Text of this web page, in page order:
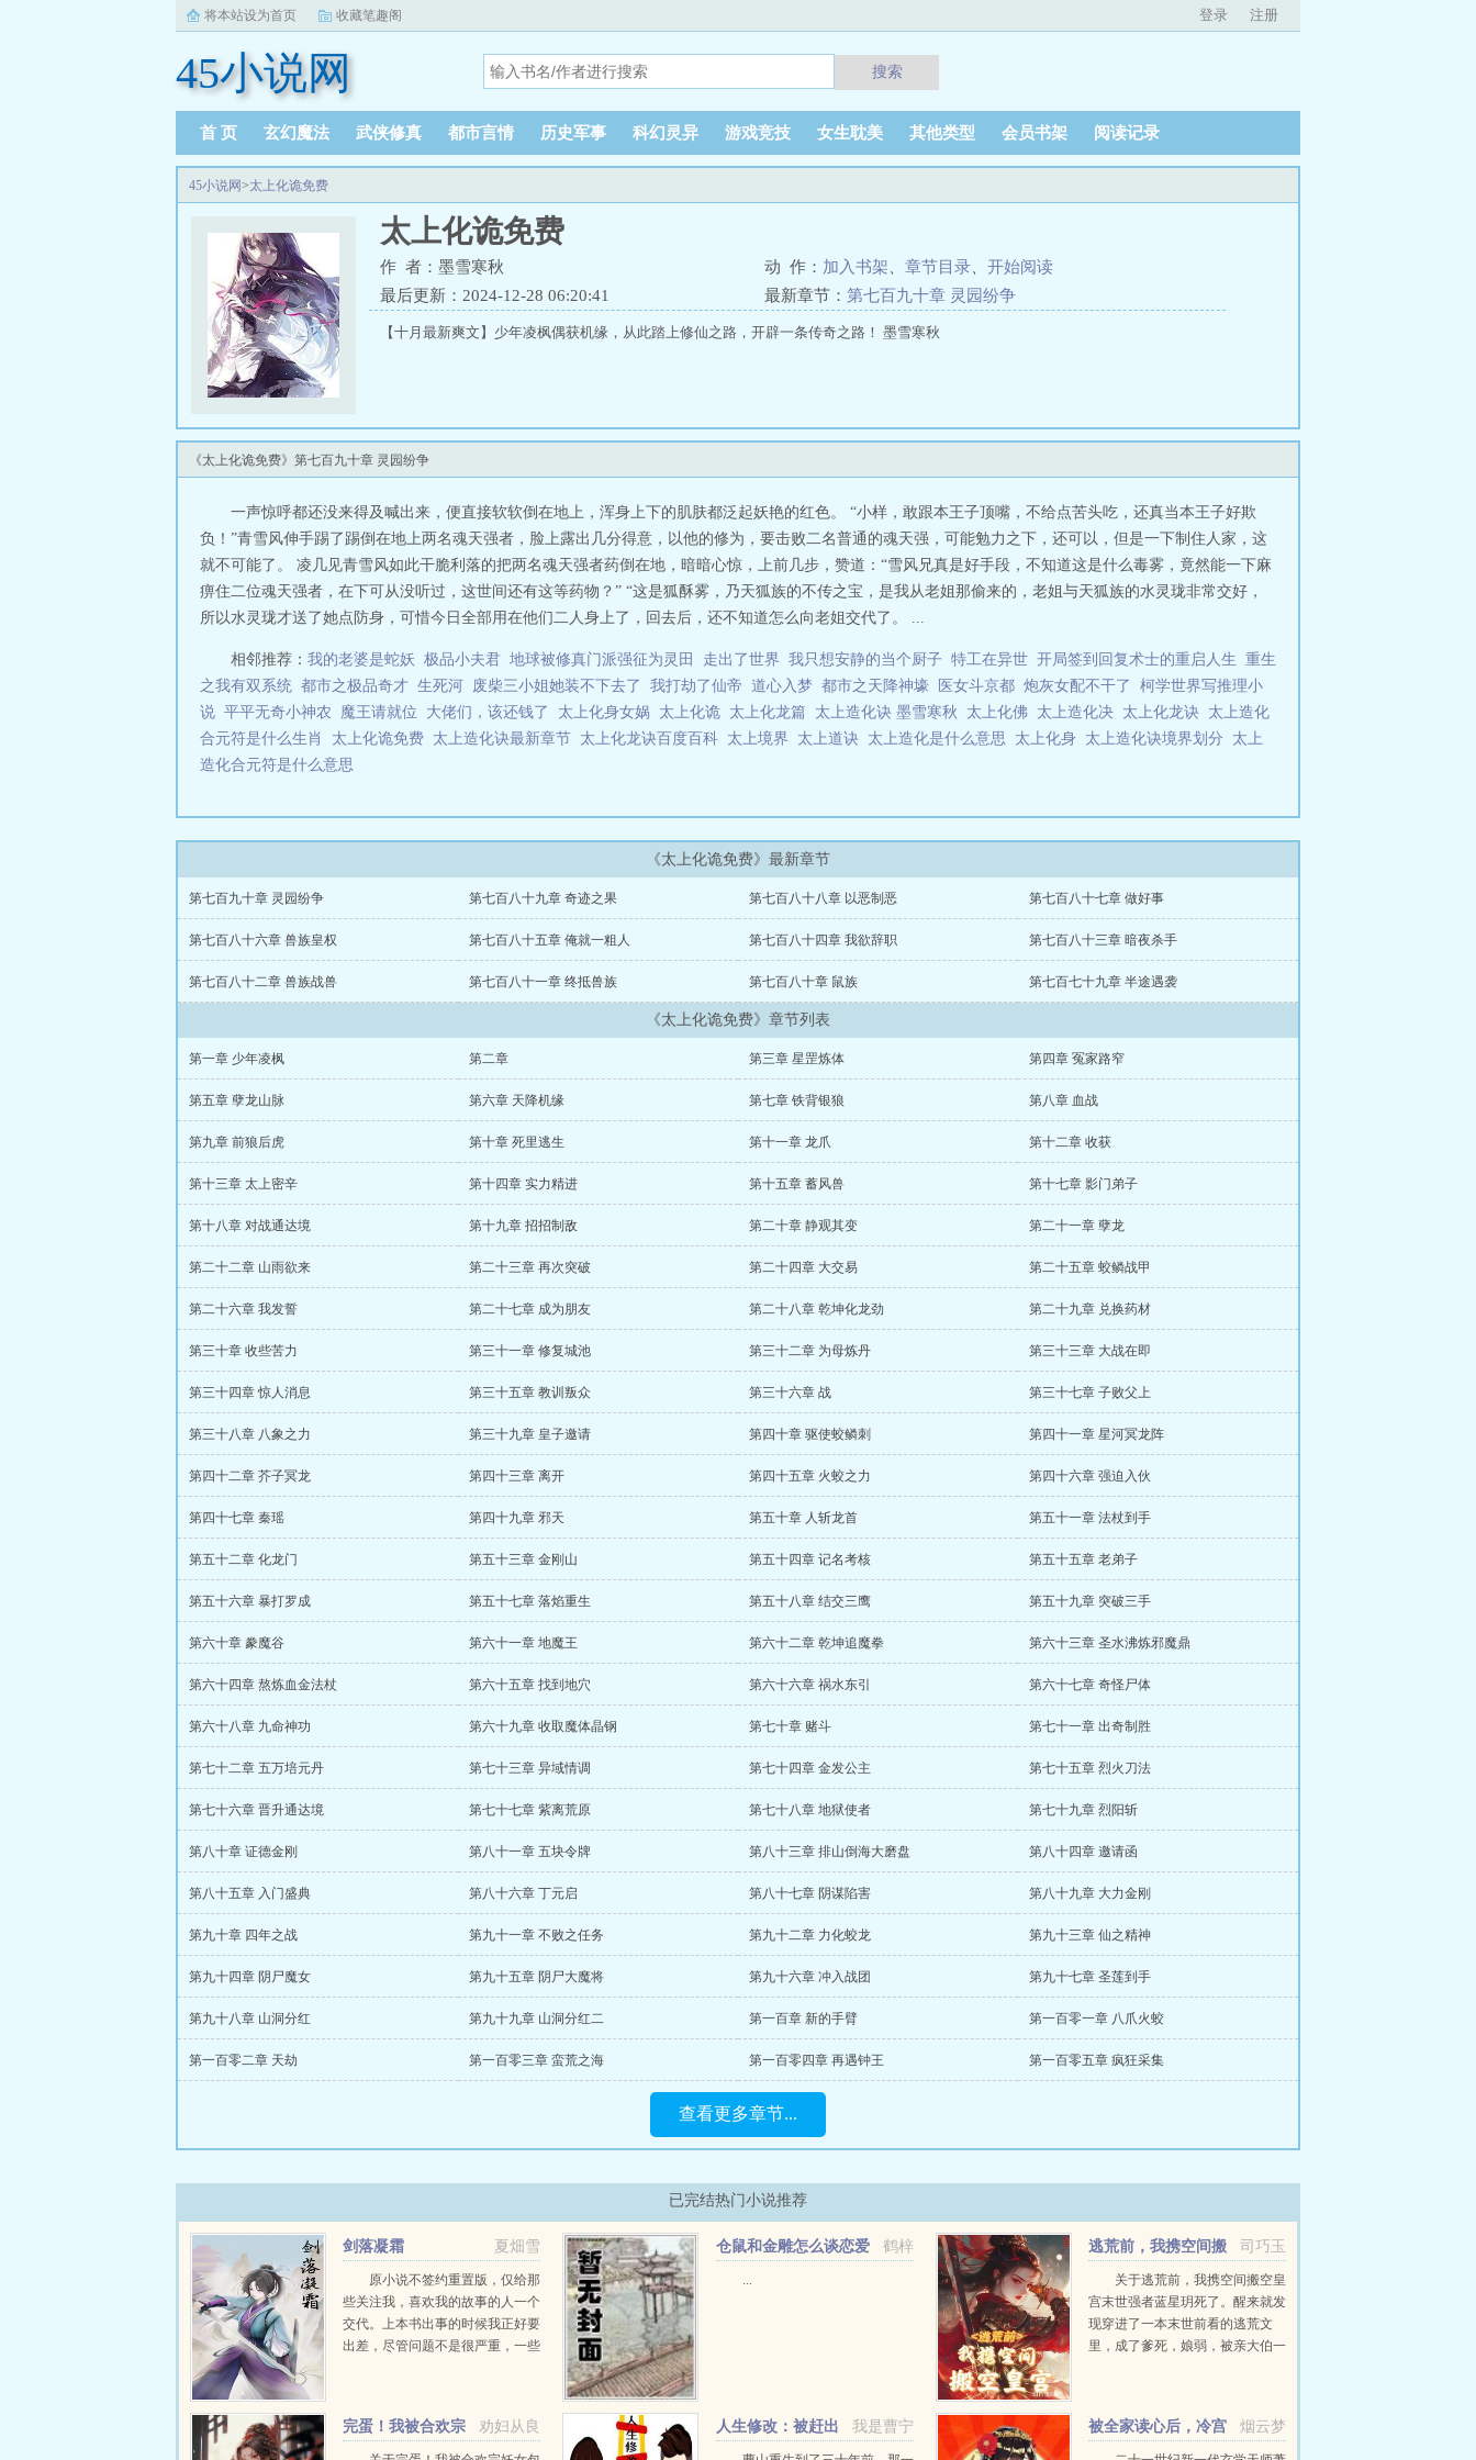
将本站设为首页 收藏笔趣阁 登录 注册
45小说网 搜索
首 页 玄幻魔法 武侠修真 都市言情 历史军事 科幻灵异 游戏竞技 女生耽美 其他类型 会员书架 阅读记录
45小说网>太上化诡免费
太上化诡免费
作 者：墨雪寒秋 动 作： 加入书架 章节目录
开始阅读
最后更新：2024-12-28 06:20:41
最新章节： 第七百九十章 灵园纷争
【十月最新爽文】少年凌枫偶获机缘，从此踏上修仙之路，开辟一条传奇之路！ 墨雪寒秋
《太上化诡免费》第七百九十章 灵园纷争
一声惊呼都还没来得及喊出来，便直接软软倒在地上，浑身上下的肌肤都泛起妖艳的红色。 “小样，敢跟本王子顶嘴，不给点苦头吃，还真当本王子好欺
负！”青雪风伸手踢了踢倒在地上两名魂天强者，脸上露出几分得意，以他的修为，要击败二名普通的魂天强，可能勉力之下，还可以，但是一下制住人家，这
就不可能了。 凌几见青雪风如此干脆利落的把两名魂天强者药倒在地，暗暗心惊，上前几步，赞道：“雪风兄真是好手段，不知道这是什么毒雾，竟然能一下麻
痹住二位魂天强者，在下可从没听过，这世间还有这等药物？” “这是狐酥雾，乃天狐族的不传之宝，是我从老姐那偷来的，老姐与天狐族的水灵珑非常交好，
所以水灵珑才送了她点防身，可惜今日全部用在他们二人身上了，回去后，还不知道怎么向老姐交代了。 ...
相邻推荐： 我的老婆是蛇妖 极品小夫君 地球被修真门派强征为灵田 走出了世界 我只想安静的当个厨子 特工在异世 开局签到回复术士的重启人生 重生
之我有双系统 都市之极品奇才 生死河 废柴三小姐她装不下去了 我打劫了仙帝 道心入梦 都市之天降神壕 医女斗京都 炮灰女配不干了
柯学世界写推理小
说 平平无奇小神农 魔王请就位 大佬们，该还钱了 太上化身女娲 太上化诡 太上化龙篇 太上造化诀 墨雪寒秋 太上化佛 太上造化决 太上化龙诀 太上造化
合元符是什么生肖 太上化诡免费 太上造化诀最新章节 太上化龙诀百度百科 太上境界 太上道诀 太上造化是什么意思 太上化身 太上造化诀境界划分 太上
造化合元符是什么意思
《太上化诡免费》最新章节
第七百九十章 灵园纷争 第七百八十九章 奇迹之果 第七百八十八章 以恶制恶 第七百八十七章 做好事
第七百八十六章 兽族皇权 第七百八十五章 俺就一粗人 第七百八十四章 我欲辞职 第七百八十三章 暗夜杀手
第七百八十二章 兽族战兽 第七百八十一章 终抵兽族 第七百八十章 鼠族 第七百七十九章 半途遇袭
《太上化诡免费》章节列表
第一章 少年凌枫 第二章 第三章 星罡炼体 第四章 冤家路窄
第五章 孽龙山脉 第六章 天降机缘 第七章 铁背银狼 第八章 血战
第九章 前狼后虎 第十章 死里逃生 第十一章 龙爪 第十二章 收获
第十三章 太上密辛 第十四章 实力精进 第十五章 蓄风兽 第十七章 影门弟子
第十八章 对战通达境 第十九章 招招制敌 第二十章 静观其变 第二十一章 孽龙
第二十二章 山雨欲来 第二十三章 再次突破 第二十四章 大交易 第二十五章 蛟鳞战甲
第二十六章 我发誓 第二十七章 成为朋友 第二十八章 乾坤化龙劲 第二十九章 兑换药材
第三十章 收些苦力 第三十一章 修复城池 第三十二章 为母炼丹 第三十三章 大战在即
第三十四章 惊人消息 第三十五章 教训叛众 第三十六章 战 第三十七章 子败父上
第三十八章 八象之力 第三十九章 皇子邀请 第四十章 驱使蛟鳞刺 第四十一章 星河冥龙阵
第四十二章 芥子冥龙 第四十三章 离开 第四十五章 火蛟之力 第四十六章 强迫入伙
第四十七章 秦瑶 第四十九章 邪天 第五十章 人斩龙首 第五十一章 法杖到手
第五十二章 化龙门 第五十三章 金刚山 第五十四章 记名考核 第五十五章 老弟子
第五十六章 暴打罗成 第五十七章 落焰重生 第五十八章 结交三鹰 第五十九章 突破三手
第六十章 豢魔谷 第六十一章 地魔王 第六十二章 乾坤追魔拳 第六十三章 圣水沸炼邪魔鼎
第六十四章 熬炼血金法杖 第六十五章 找到地穴 第六十六章 祸水东引 第六十七章 奇怪尸体
第六十八章 九命神功 第六十九章 收取魔体晶钢 第七十章 赌斗 第七十一章 出奇制胜
第七十二章 五万培元丹 第七十三章 异域情调 第七十四章 金发公主 第七十五章 烈火刀法
第七十六章 晋升通达境 第七十七章 紫离荒原 第七十八章 地狱使者 第七十九章 烈阳斩
第八十章 证德金刚 第八十一章 五块令牌 第八十三章 排山倒海大磨盘 第八十四章 邀请函
第八十五章 入门盛典 第八十六章 丁元启 第八十七章 阴谋陷害 第八十九章 大力金刚
第九十章 四年之战 第九十一章 不败之任务 第九十二章 力化蛟龙 第九十三章 仙之精神
第九十四章 阴尸魔女 第九十五章 阴尸大魔将 第九十六章 冲入战团 第九十七章 圣莲到手
第九十八章 山洞分红 第九十九章 山洞分红二 第一百章 新的手臂 第一百零一章 八爪火蛟
第一百零二章 天劫 第一百零三章 蛮荒之海 第一百零四章 再遇钟王 第一百零五章 疯狂采集
查看更多章节...
已完结热门小说推荐
夏畑雪
剑落凝霜
原小说不签约重置版，仅给那
些关注我，喜欢我的故事的人一个
交代。上本书出事的时候我正好要
出差，尽管问题不是很严重，一些
一遍，大量删改了以前的剧情...
鹤梓
仓鼠和金雕怎么谈恋爱
...
司巧玉
逃荒前，我携空间搬
空皇宫关于逃荒前，我携空间搬空皇
宫末世强者蓝星玥死了。醒来就发
现穿进了一本末世前看的逃荒文
里，成了爹死，娘弱，被亲大伯一
皇帝昏庸无道，欲...
劝妇从良
完蛋！我被合欢宗
妖女包围了
我是曹宁
人生修改：被赶出
家门的官三代
烟云梦
被全家读心后，冷宫
小奶包成团宠